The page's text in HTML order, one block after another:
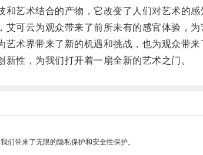
艺术结合的产物，它改变了人们对艺术的感
可云为观众带来了前所未有的感官体验，为
术界带来了新的机遇和挑战，也为观众带来
性，为我们打开着一扇全新的艺术之门。
们带来了无限的隐私保护和安全性保护。